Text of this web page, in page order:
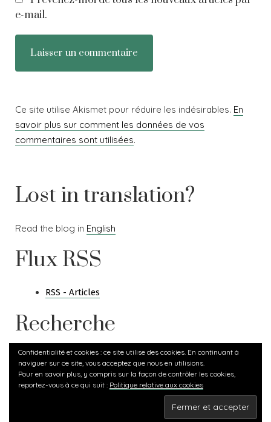
e-mail.
Ce site utilise Akismet pour réduire les indésirables. En
savoir plus sur comment les données de vos
commentaires sont utilisées.
Lost in translation?
Read the blog in English
Flux RSS
RSS - Articles
Recherche
Rechercher :
Proudly powered by WordPress.
Confidentialité et cookies : ce site utilise des cookies. En continuant à
naviguer sur ce site, vous acceptez que nous en utilisions.
Pour en savoir plus, y compris sur la façon de contrôler les cookies,
reportez-vous à ce qui suit : Politique relative aux cookies